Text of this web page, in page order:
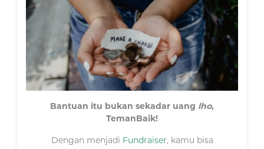
Bantuan itu bukan sekadar uang lho,
TemanBaik!
Dengan menjadi Fundraiser, kamu bisa